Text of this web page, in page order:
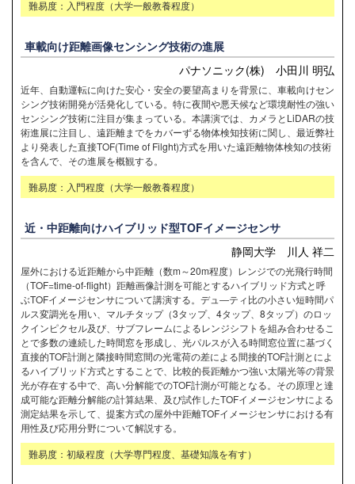
難易度：入門程度（大学一般教養程度）
車載向け距離画像センシング技術の進展
パナソニック(株) 小田川 明弘
近年、自動運転に向けた安心・安全の要望高まりを背景に、車載向けセン
シング技術開発が活発化している。特に夜間や悪天候など環境耐性の強い
センシング技術に注目が集まっている。本講演では、カメラとLiDARの技
術進展に注目し、遠距離までをカバーずる物体検知技術に関し、最近弊社
より発表した直接TOF(Time of Filght)方式を用いた遠距離物体検知の技術
を含んで、その進展を概観する。
難易度：入門程度（大学一般教養程度）
近・中距離向けハイブリッド型TOFイメージセンサ
静岡大学 川人 祥二
屋外における近距離から中距離（数m～20m程度）レンジでの光飛行時間
（TOF=time-of-flight）距離画像計測を可能とするハイブリッド方式と呼
ぶTOFイメージセンサについて講演する。デュ―ティ比の小さい短時間パ
ルス変調光を用い、マルチタップ（3タップ、4タップ、8タップ）のロッ
クインピクセル及び、サブフレームによるレンジシフトを組み合わせるこ
とで多数の連続した時間窓を形成し、光パルスが入る時間窓位置に基づく
直接的TOF計測と隣接時間窓間の光電荷の差による間接的TOF計測とによ
るハイブリッド方式とすることで、比較的長距離かつ強い太陽光等の背景
光が存在する中で、高い分解能でのTOF計測が可能となる。その原理と達
成可能な距離分解能の計算結果、及び試作したTOFイメージセンサによる
測定結果を示して、提案方式の屋外中距離TOFイメージセンサにおける有
用性及び応用分野について解説する。
難易度：初級程度（大学専門程度、基礎知識を有す）